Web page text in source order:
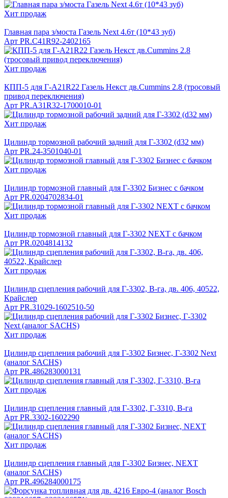
Хит продаж
Главная пара з/моста Газель Next 4.6т (10*43 зуб)
Арт PR.C41R92-2402165
Хит продаж
КПП-5 для Г-А21R22 Газель Некст дв.Cummins 2.8 (тросовый
привод переключения)
Арт PR.A31R32-1700010-01
Хит продаж
Цилиндр тормозной рабочий задний для Г-3302 (d32 мм)
Арт PR.24-З501040-01
Хит продаж
Цилиндр тормозной главный для Г-3302 Бизнес с бачком
Арт PR.0204702834-01
Хит продаж
Цилиндр тормозной главный для Г-3302 NEXT с бачком
Арт PR.0204814132
Хит продаж
Цилиндр сцепления рабочий для Г-3302, В-га, дв. 406, 40522,
Крайслер
Арт PR.31029-1602510-50
Хит продаж
Цилиндр сцепления рабочий для Г-3302 Бизнес, Г-3302 Next
(аналог SACHS)
Арт PR.486283000131
Хит продаж
Цилиндр сцепления главный для Г-3302, Г-3310, В-га
Арт PR.3302-1602290
Хит продаж
Цилиндр сцепления главный для Г-3302 Бизнес, NEXT
(аналог SACHS)
Арт PR.496284000175